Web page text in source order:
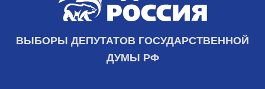
ВЫБОРЫ ДЕПУТАТОВ ГОСУДАРСТВЕННОЙ
ДУМЫ РФ